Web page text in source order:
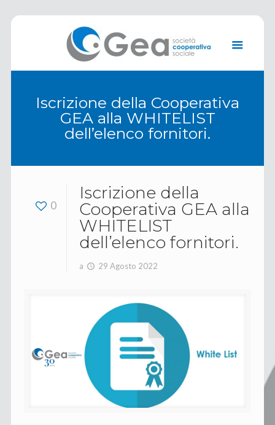
Iscrizione della Cooperativa
GEA alla WHITELIST
dell’elenco fornitori.
0
Iscrizione della
Cooperativa GEA alla
WHITELIST
dell’elenco fornitori.
a 29 Agosto 2022